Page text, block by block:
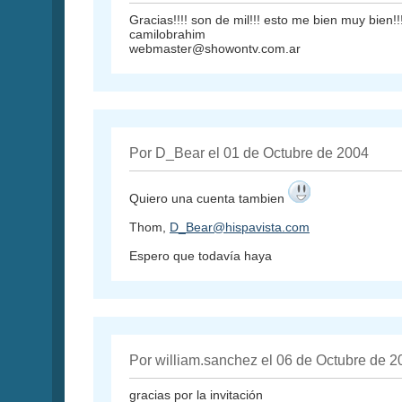
Gracias!!!! son de mil!!! esto me bien muy bien!!!
camilobrahim
webmaster@showontv.com.ar
Por D_Bear el 01 de Octubre de 2004
Quiero una cuenta tambien
Thom, D_Bear@hispavista.com
Espero que todavía haya
Por william.sanchez el 06 de Octubre de
gracias por la invitación